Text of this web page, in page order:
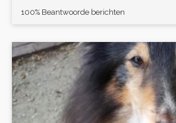
100% Beantwoorde berichten